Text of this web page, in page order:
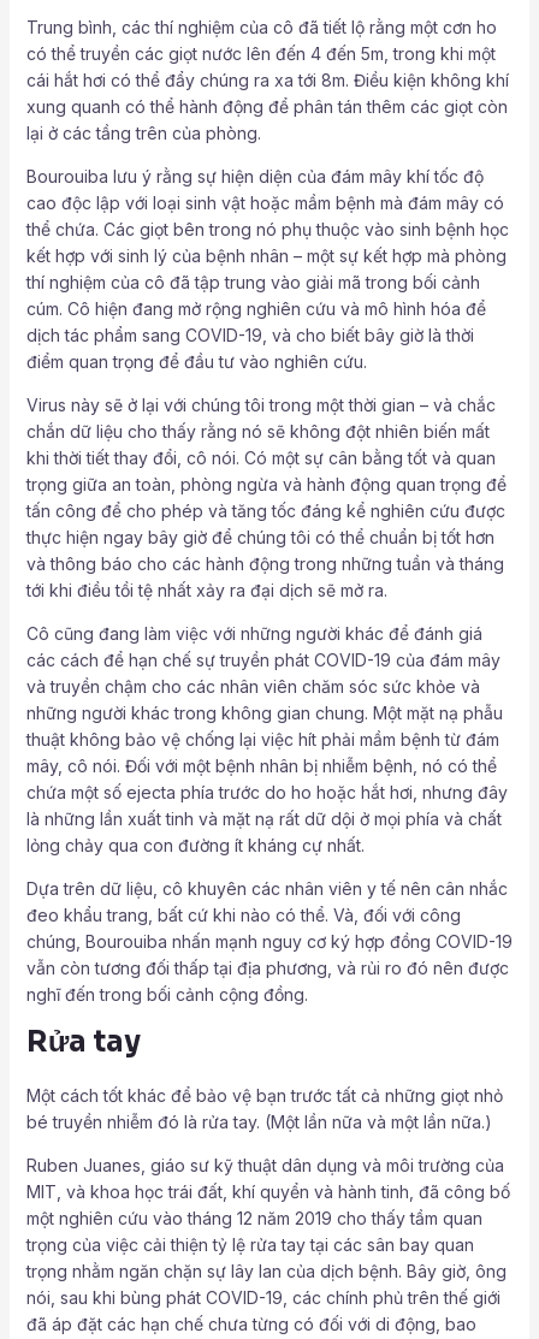
Trung bình, các thí nghiệm của cô đã tiết lộ rằng một cơn ho
có thể truyền các giọt nước lên đến 4 đến 5m, trong khi một
cái hắt hơi có thể đẩy chúng ra xa tới 8m. Điều kiện không khí
xung quanh có thể hành động để phân tán thêm các giọt còn
lại ở các tầng trên của phòng.
Bourouiba lưu ý rằng sự hiện diện của đám mây khí tốc độ
cao độc lập với loại sinh vật hoặc mầm bệnh mà đám mây có
thể chứa. Các giọt bên trong nó phụ thuộc vào sinh bệnh học
kết hợp với sinh lý của bệnh nhân – một sự kết hợp mà phòng
thí nghiệm của cô đã tập trung vào giải mã trong bối cảnh
cúm. Cô hiện đang mở rộng nghiên cứu và mô hình hóa để
dịch tác phẩm sang COVID-19, và cho biết bây giờ là thời
điểm quan trọng để đầu tư vào nghiên cứu.
Virus này sẽ ở lại với chúng tôi trong một thời gian – và chắc
chắn dữ liệu cho thấy rằng nó sẽ không đột nhiên biến mất
khi thời tiết thay đổi, cô nói. Có một sự cân bằng tốt và quan
trọng giữa an toàn, phòng ngừa và hành động quan trọng để
tấn công để cho phép và tăng tốc đáng kể nghiên cứu được
thực hiện ngay bây giờ để chúng tôi có thể chuẩn bị tốt hơn
và thông báo cho các hành động trong những tuần và tháng
tới khi điều tồi tệ nhất xảy ra đại dịch sẽ mở ra.
Cô cũng đang làm việc với những người khác để đánh giá
các cách để hạn chế sự truyền phát COVID-19 của đám mây
và truyền chậm cho các nhân viên chăm sóc sức khỏe và
những người khác trong không gian chung. Một mặt nạ phẫu
thuật không bảo vệ chống lại việc hít phải mầm bệnh từ đám
mây, cô nói. Đối với một bệnh nhân bị nhiễm bệnh, nó có thể
chứa một số ejecta phía trước do ho hoặc hắt hơi, nhưng đây
là những lần xuất tinh và mặt nạ rất dữ dội ở mọi phía và chất
lỏng chảy qua con đường ít kháng cự nhất.
Dựa trên dữ liệu, cô khuyên các nhân viên y tế nên cân nhắc
đeo khẩu trang, bất cứ khi nào có thể. Và, đối với công
chúng, Bourouiba nhấn mạnh nguy cơ ký hợp đồng COVID-19
vẫn còn tương đối thấp tại địa phương, và rủi ro đó nên được
nghĩ đến trong bối cảnh cộng đồng.
Rửa tay
Một cách tốt khác để bảo vệ bạn trước tất cả những giọt nhỏ
bé truyền nhiễm đó là rửa tay. (Một lần nữa và một lần nữa.)
Ruben Juanes, giáo sư kỹ thuật dân dụng và môi trường của
MIT, và khoa học trái đất, khí quyển và hành tinh, đã công bố
một nghiên cứu vào tháng 12 năm 2019 cho thấy tầm quan
trọng của việc cải thiện tỷ lệ rửa tay tại các sân bay quan
trọng nhằm ngăn chặn sự lây lan của dịch bệnh. Bây giờ, ông
nói, sau khi bùng phát COVID-19, các chính phủ trên thế giới
đã áp đặt các hạn chế chưa từng có đối với di động, bao